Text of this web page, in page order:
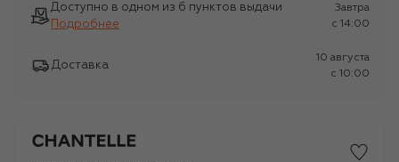
Доступно в одном из 6 пунктов выдачи
Подробнее
Завтра
c 14:00
Доставка
10 августа
c 10:00